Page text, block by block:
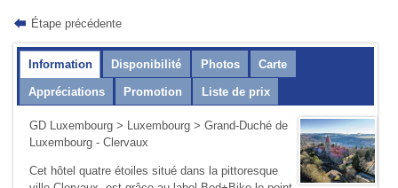
Étape précédente
Information Disponibilité Photos Carte
Appréciations Promotion Liste de prix
GD Luxembourg > Luxembourg > Grand-Duché de
Luxembourg - Clervaux
Cet hôtel quatre étoiles situé dans la pittoresque